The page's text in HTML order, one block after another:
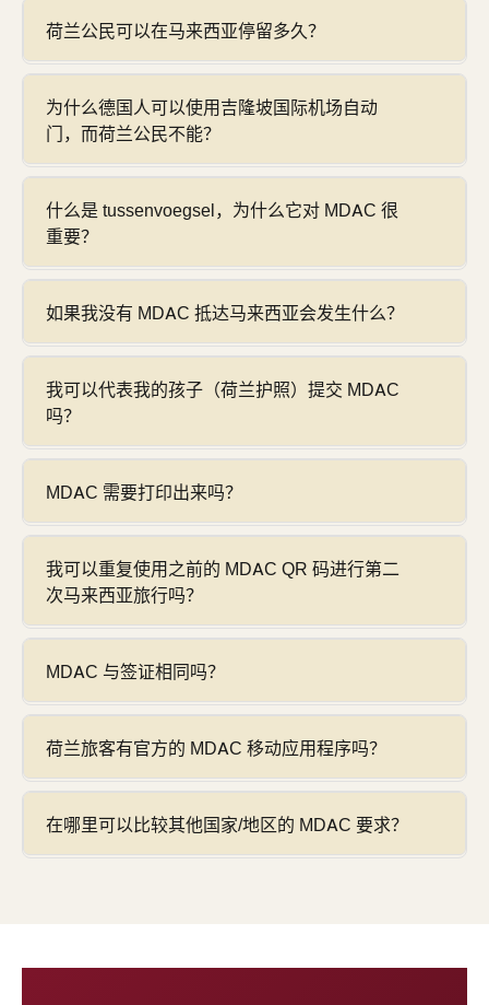
荷兰公民可以在马来西亚停留多久？
为什么德国人可以使用吉隆坡国际机场自动
门，而荷兰公民不能？
什么是 tussenvoegsel，为什么它对 MDAC 很
重要？
如果我没有 MDAC 抵达马来西亚会发生什么？
我可以代表我的孩子（荷兰护照）提交 MDAC
吗？
MDAC 需要打印出来吗？
我可以重复使用之前的 MDAC QR 码进行第二
次马来西亚旅行吗？
MDAC 与签证相同吗？
荷兰旅客有官方的 MDAC 移动应用程序吗？
在哪里可以比较其他国家/地区的 MDAC 要求？